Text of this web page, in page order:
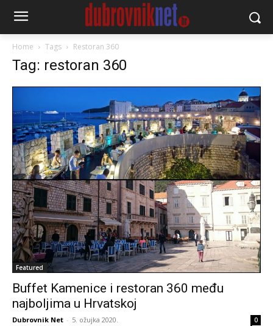
Home Tags Restoran 360
Tag: restoran 360
Featured
Buffet Kamenice i restoran 360 među
najboljima u Hrvatskoj
Dubrovnik Net - 5. ožujka 2020. 0